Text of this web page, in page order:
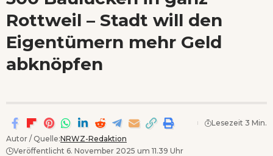
Rottweil – Stadt will den
Eigentümern mehr Geld
abknöpfen
Autor / Quelle:NRWZ-Redaktion
Veröffentlicht 6. November 2025 um 11.39 Uhr
Lesezeit 3 Min.